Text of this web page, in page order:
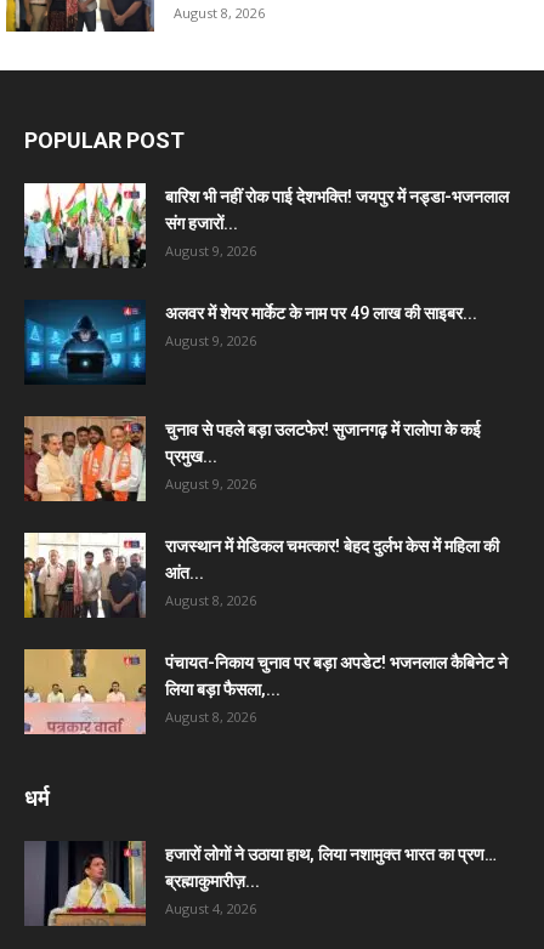
August 8, 2026
POPULAR POST
बारिश भी नहीं रोक पाई देशभक्ति! जयपुर में नड्डा-भजनलाल
संग हजारों...
August 9, 2026
अलवर में शेयर मार्केट के नाम पर 49 लाख की साइबर...
August 9, 2026
चुनाव से पहले बड़ा उलटफेर! सुजानगढ़ में रालोपा के कई
प्रमुख...
August 9, 2026
राजस्थान में मेडिकल चमत्कार! बेहद दुर्लभ केस में महिला की
आंत...
August 8, 2026
पंचायत-निकाय चुनाव पर बड़ा अपडेट! भजनलाल कैबिनेट ने
लिया बड़ा फैसला,...
August 8, 2026
धर्म
हजारों लोगों ने उठाया हाथ, लिया नशामुक्त भारत का प्रण…
ब्रह्माकुमारीज़...
August 4, 2026